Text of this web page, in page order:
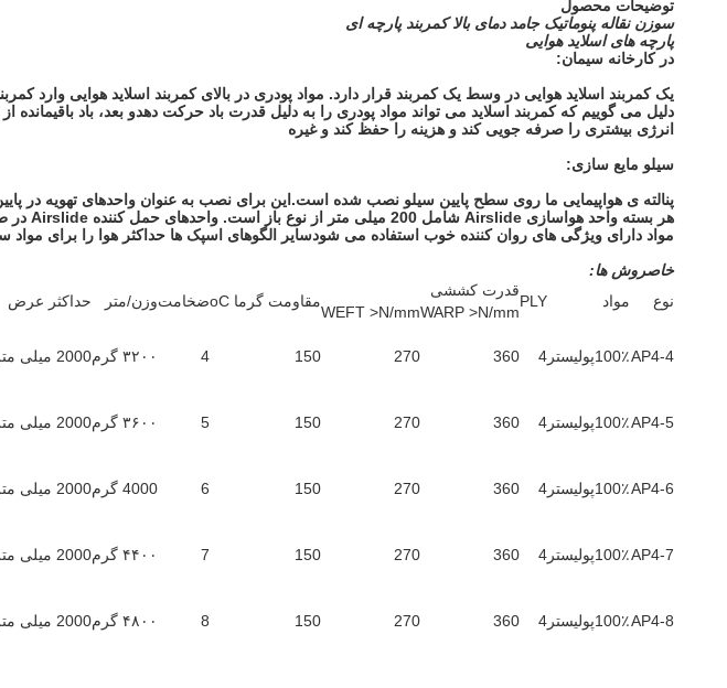
توضیحات محصول
سوزن نقاله پنوماتیک جامد دمای بالا کمربند پارچه ای
پارچه های اسلاید هوایی
در کارخانه سیمان:
یک کمربند اسلاید هوایی در وسط یک کمربند قرار دارد. مواد پودری در بالای کمربند اسلاید هوایی وارد
دلیل می گوییم که کمربند اسلاید می تواند مواد پودری را به دلیل قدرت باد حرکت دهدو بعد، باد
انرژی بیشتری را صرفه جویی کند و هزینه را حفظ کند و غیره
سیلو مایع سازی:
پنالته ی هواپیمایی ما روی سطح پایین سیلو نصب شده است.این برای نصب به عنوان واحدهای تهویه
مواد دارای ویژگی های روان کننده خوب استفاده می شودسایر الگوهای اسپک ها حداکثر هوا را برای
خاصروش ها:
نوع
مواد PLY
قدرت کششی
مقاومت گرما oC ضخامتوزن/متر حداکثر عرض
WARP >N/mm
WEFT >N/mm
AP4-4100٪پولیستر 4
360
270
150
4 ۳۲۰۰ گرم 2000 میلی متر
AP4-5100٪پولیستر 4
360
270
150
5 ۳۶۰۰ گرم 2000 میلی متر
AP4-6100٪پولیستر 4
360
270
150
6 4000 گرم 2000 میلی متر
AP4-7100٪پولیستر 4
360
270
150
7 ۴۴۰۰ گرم 2000 میلی متر
AP4-8100٪پولیستر 4
360
270
150
8 ۴۸۰۰ گرم 2000 میلی متر